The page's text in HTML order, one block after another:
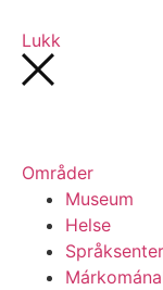
Lukk
Områder
Museum
Helse
Språksenter